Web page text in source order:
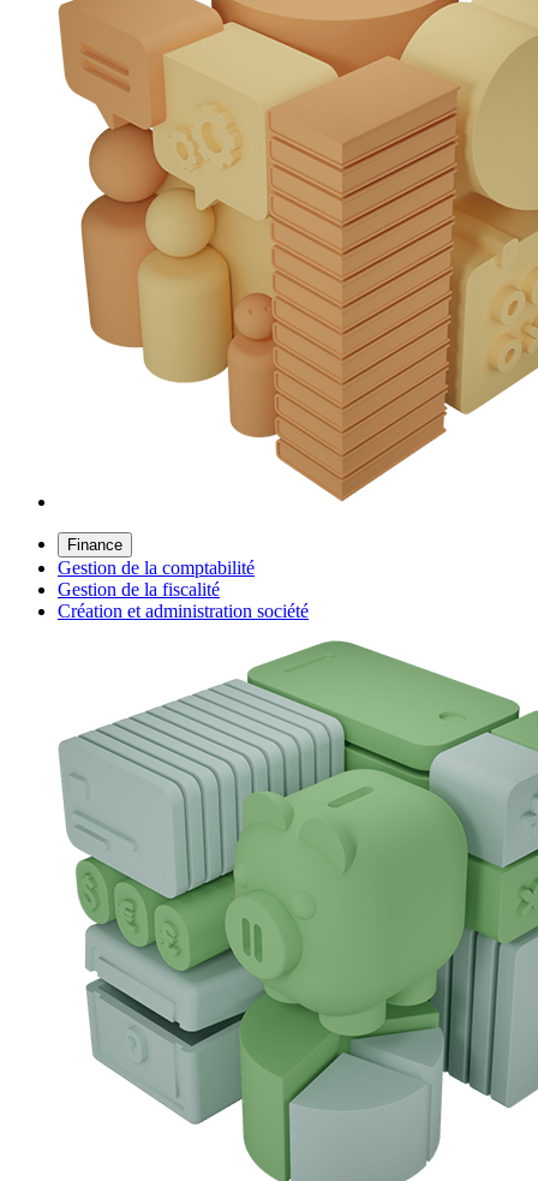
Finance
Gestion de la comptabilité
Gestion de la fiscalité
Création et administration société